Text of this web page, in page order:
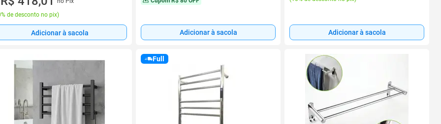
de desconto no pix)
Adicionar à sacola Adicionar à sacola Adicionar à sacola
Full